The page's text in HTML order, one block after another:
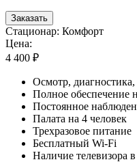
Заказать
Стационар: Комфорт
Цена:
4 400 ₽
Осмотр,
Полное обеспечение
Постоянное
Палата на 4 человек
Трехразовое питание
Бесплатный Wi-Fi
Наличие телевизора в